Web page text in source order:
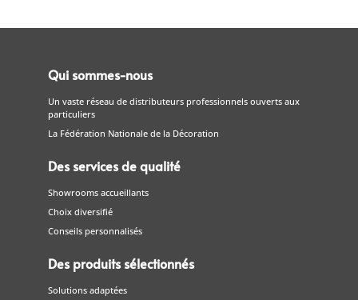
Qui sommes-nous
Un vaste réseau de distributeurs professionnels ouverts aux
particuliers
La Fédération Nationale de la Décoration
Des services de qualité
Showrooms accueillants
Choix diversifié
Conseils personnalisés
Des produits sélectionnés
Solutions adaptées